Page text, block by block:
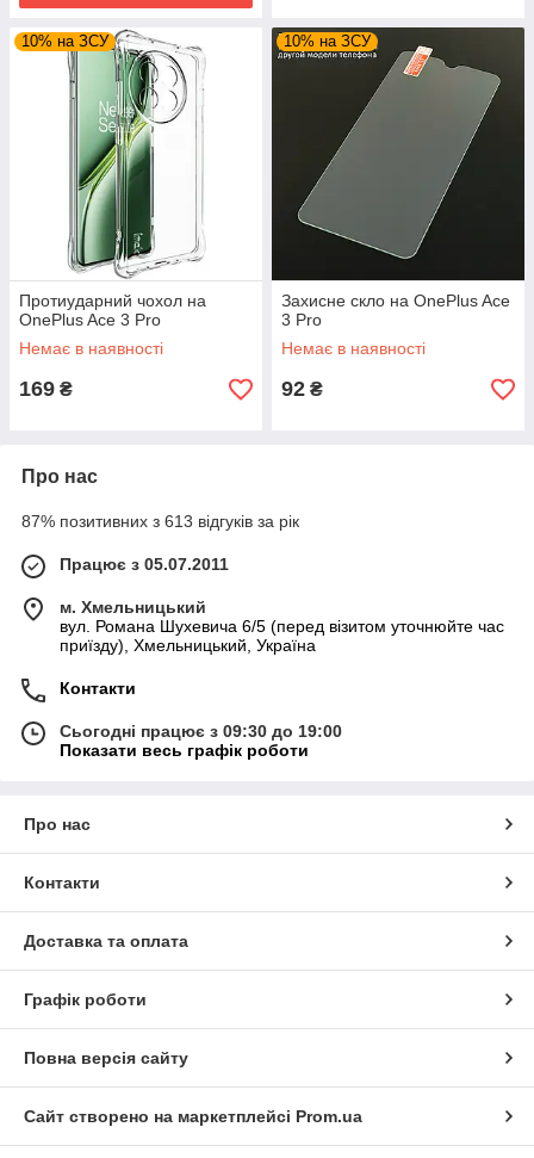
10% на ЗСУ
Протиударний чохол на
OnePlus Ace 3 Pro
Немає в наявності
169 ₴
10% на ЗСУ
Захисне скло на OnePlus Ace
3 Pro
Немає в наявності
92 ₴
Про нас
87% позитивних з 613 відгуків за рік
Працює з 05.07.2011
м. Хмельницький
вул. Романа Шухевича 6/5 (перед візитом уточнюйте час
приїзду), Хмельницький, Україна
Контакти
Сьогодні працює з 09:30 до 19:00
Показати весь графік роботи
Про нас
Контакти
Доставка та оплата
Графік роботи
Повна версія сайту
Сайт створено на маркетплейсі Prom.ua